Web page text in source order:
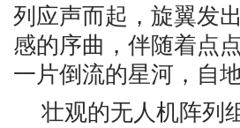
列应声而起，旋翼发
感的序曲，伴随着点
一片倒流的星河，自
壮观的无人机阵列